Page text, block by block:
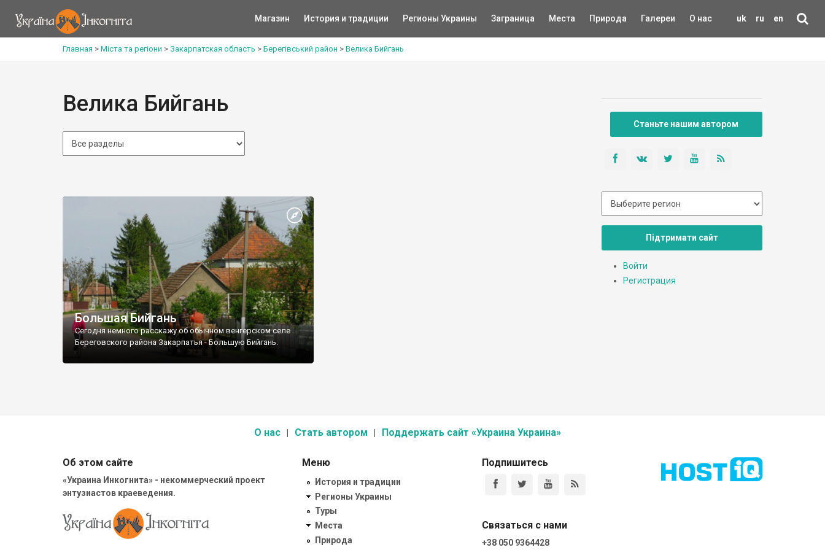
uk ru en
Магазин История и традиции Регионы Украины Заграница Места Природа Галереи О нас
Главная > Міста та регіони > Закарпатская область > Берегівський район > Велика Бийгань
Велика Бийгань
Большая Бийгань
Сегодня немного расскажу об обычном венгерском селе
Береговского района Закарпатья - Большую Бийгань.
Станьте нашим автором
Підтримати сайт
Войти
Регистрация
О нас Стать автором Поддержать сайт «Украина Украина»
Об этом сайте
«Украина Инкогнита» - некоммерческий проект
энтузиастов краеведения.
Меню
История и традиции
Регионы Украины
Туры
Места
Природа
Подпишитесь
Связаться с нами
+38 050 9364428